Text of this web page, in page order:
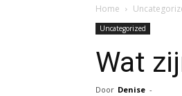
Home
Uncategorized
Wat
Door Denise -